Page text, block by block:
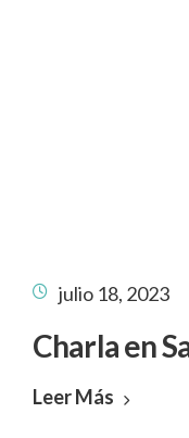
julio 18, 2023
Charla en
Leer Más